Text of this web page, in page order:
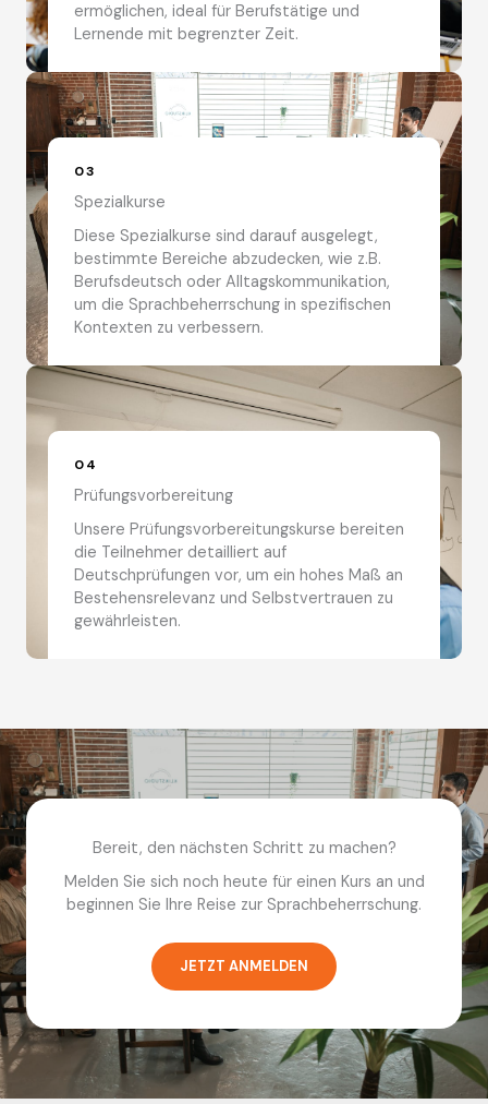
ermöglichen, ideal für Berufstätige und
Lernende mit begrenzter Zeit.
03
Spezialkurse
Diese Spezialkurse sind darauf ausgelegt,
bestimmte Bereiche abzudecken, wie z.B.
Berufsdeutsch oder Alltagskommunikation,
um die Sprachbeherrschung in spezifischen
Kontexten zu verbessern.
04
Prüfungsvorbereitung
Unsere Prüfungsvorbereitungskurse bereiten
die Teilnehmer detailliert auf
Deutschprüfungen vor, um ein hohes Maß an
Bestehensrelevanz und Selbstvertrauen zu
gewährleisten.
Bereit, den nächsten Schritt zu machen?
Melden Sie sich noch heute für einen Kurs an und
beginnen Sie Ihre Reise zur Sprachbeherrschung.
JETZT ANMELDEN